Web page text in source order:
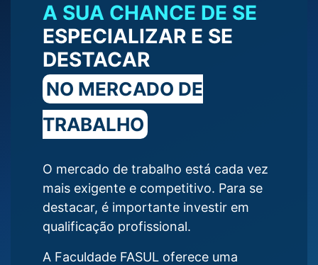
A SUA CHANCE DE SE
ESPECIALIZAR E SE
DESTACAR
NO MERCADO DE
TRABALHO
O mercado de trabalho está cada vez
mais exigente e competitivo. Para se
destacar, é importante investir em
qualificação profissional.
A Faculdade FASUL oferece uma